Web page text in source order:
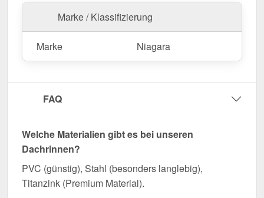
Marke / Klassifizierung
Marke Niagara
FAQ
Welche Materialien gibt es bei unseren
Dachrinnen?
PVC (günstig), Stahl (besonders langlebig),
Titanzink (Premium Material).